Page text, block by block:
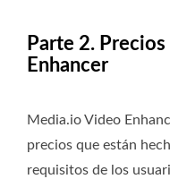
Parte 2.
Enhancer
Media.io‍‌‍‍‌‍‌‍‍‌ Video
precios que están
requisitos de los